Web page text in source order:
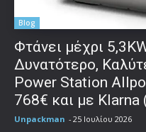
Blog
Φτάνει μέχρι
Δυνατότερο,
Power Station
768€ και με Klarna
Unpackman - 25 Ιουλίου 2026